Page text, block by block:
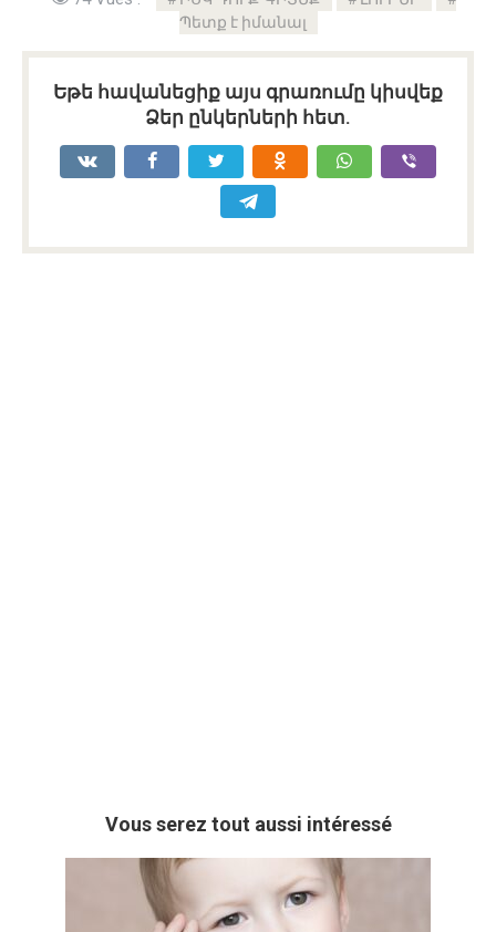
Պետք է իմանալ
Եթե հավանեցիք այս գրառումը կիսվեք
Ձեր ընկերների հետ.
Vous serez tout aussi intéressé